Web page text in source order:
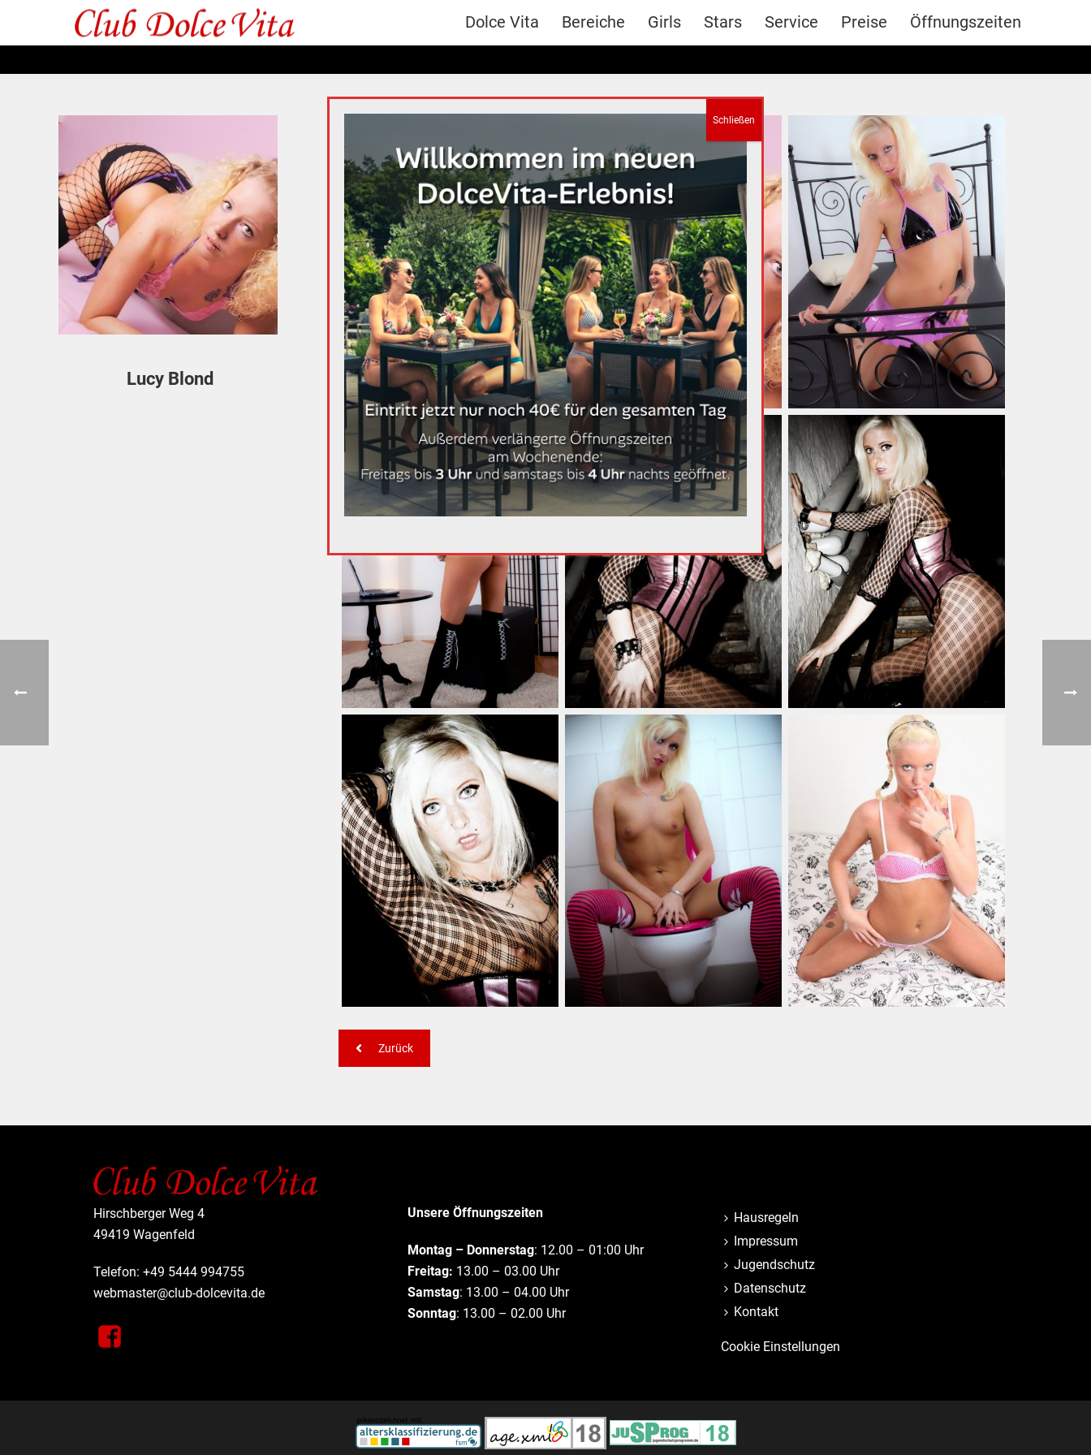
Dolce Vita Bereiche Girls Stars Service Preise Öffnungszeiten
Lucy Blond
Zurück
Hirschberger Weg 4
49419 Wagenfeld
Telefon: +49 5444 994755
webmaster@club-dolcevita.de
Unsere Öffnungszeiten
Montag – Donnerstag: 12.00 – 01:00 Uhr
Freitag: 13.00 – 03.00 Uhr
Samstag: 13.00 – 04.00 Uhr
Sonntag: 13.00 – 02.00 Uhr
Hausregeln
Impressum
Jugendschutz
Datenschutz
Kontakt
Cookie Einstellungen